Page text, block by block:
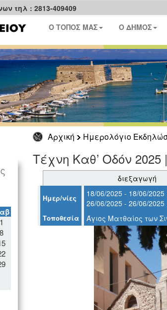
τηλ : 2813-409409
Ο ΤΟΠΟΣ ΜΑΣ Ο ΔΗΜΟΣ
Αρχική Ημερολόγιο
1
8
Τέχνη Καθ’ Οδόν
διεξαγωγή
Ημερ/νίες
18/06/2025 - 18/06/2025
26/06/2025 - 26/06/2025
Τοποθεσία Άγιος Ματθαίος των